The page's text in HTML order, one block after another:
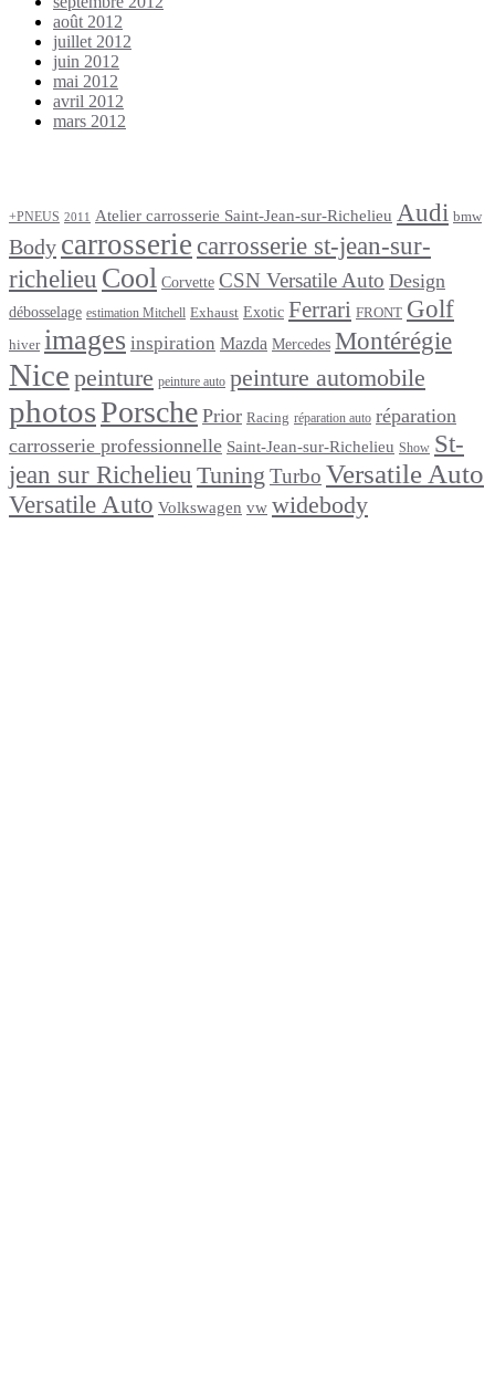
août 2012
juillet 2012
juin 2012
mai 2012
avril 2012
mars 2012
+PNEUS 2011 Atelier carrosserie Saint-Jean-sur-Richelieu Audi bmw
Body carrosserie carrosserie st-jean-sur-
richelieu Cool Corvette CSN Versatile Auto Design
débosselage estimation Mitchell Exhaust Exotic Ferrari FRONT Golf
hiver images inspiration Mazda Mercedes Montérégie
Nice peinture peinture auto peinture automobile
photosPorsche Prior Racing réparation auto réparation
carrosserie professionnelle Saint-Jean-sur-Richelieu Show St-
jean sur Richelieu Tuning Turbo Versatile Auto
Versatile Auto Volkswagen vw widebody